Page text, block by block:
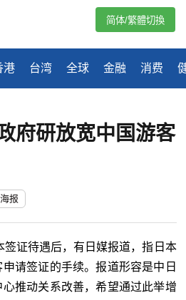
港 台湾 全球 金融 消费
简体/繁體切換
府研放宽中国游客
报
签证待遇后，有日媒报道，指日本
请签证的手续。报道形容是中日
推动关系改善，希望通过此举增